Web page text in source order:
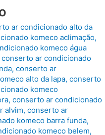
ar condicionado alto da
komeco aclimação,
komeco água
conserto ar condicionado
,conserto ar
alto da lapa,conserto
komeco
,conserto ar condicionado
alvim,conserto ar
komeco barra funda,
komeco belem,